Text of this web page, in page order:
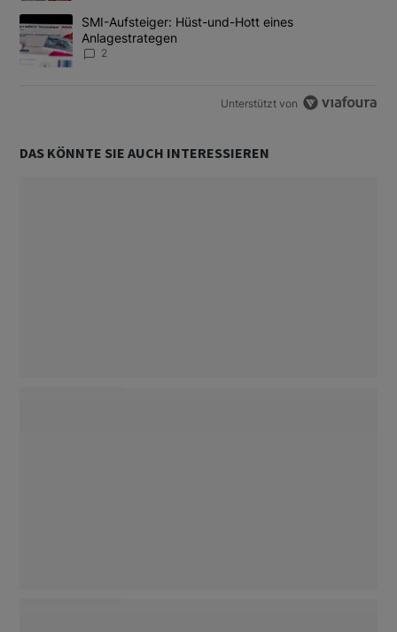
Ein Trendartikel mit dem Titel "SMI-Aufsteiger: Hüst-und-Hott
SMI-Aufsteiger: Hüst-und-Hott eines
Anlagestrategen
2
Unterstützt von
DAS KÖNNTE SIE AUCH INTERESSIEREN